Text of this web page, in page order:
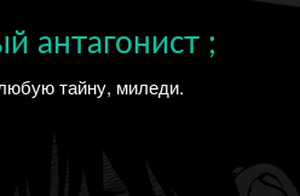
антагонист ;
тайну, миледи.